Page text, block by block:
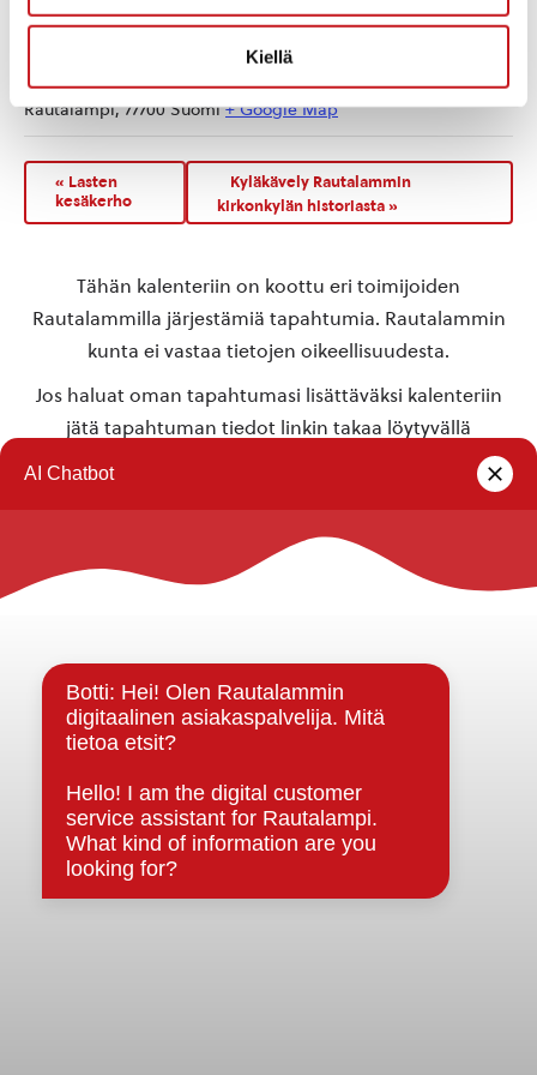
Kiellä
Rautalammin kunnanvirasto
Rautalampi, 77700 Suomi + Google Map
« Lasten
kesäkerho
Kyläkävely Rautalammin
kirkonkylän historiasta»
Tähän kalenteriin on koottu eri toimijoiden
Rautalammilla järjestämiä tapahtumia. Rautalammin
kunta ei vastaa tietojen oikeellisuudesta.
Jos haluat oman tapahtumasi lisättäväksi kalenteriin
jätä tapahtuman tiedot linkin takaa löytyvällä
Rautalammin kunta
Strategiat, ohjelmat, ohjeet, suunnitelmat, säännöt ja
sopimukset
Asiakirjajulkisuuskuvaus
Evästeet
Saavutettavuusseloste
Tietosuoja
Tietosuojaselosteet